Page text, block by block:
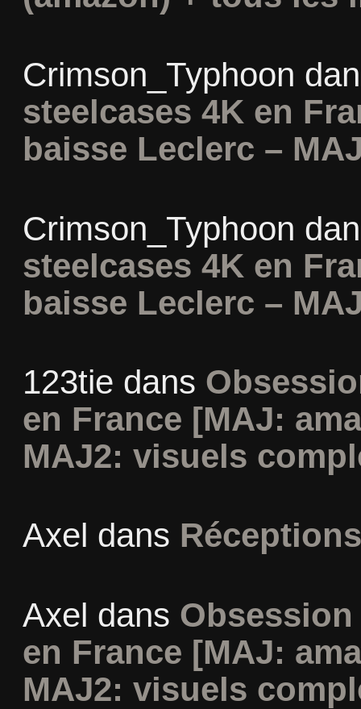
Crimson_Typhoon
steelcases 4K en
baisse Leclerc –
Crimson_Typhoon
steelcases 4K en
baisse Leclerc –
123tie dans
en France [MAJ:
MAJ2: visuels
Axel dans
Axel dans
en France [MAJ:
MAJ2: visuels